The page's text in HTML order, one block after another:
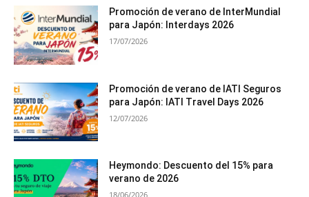
Promoción de verano de InterMundial
para Japón: Interdays 2026
17/07/2026
Promoción de verano de IATI Seguros
para Japón: IATI Travel Days 2026
12/07/2026
Heymondo: Descuento del 15% para
verano de 2026
18/06/2026